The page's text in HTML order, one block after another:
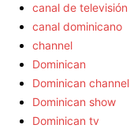
canal de televisión
canal dominicano
channel
Dominican
Dominican channel
Dominican show
Dominican tv